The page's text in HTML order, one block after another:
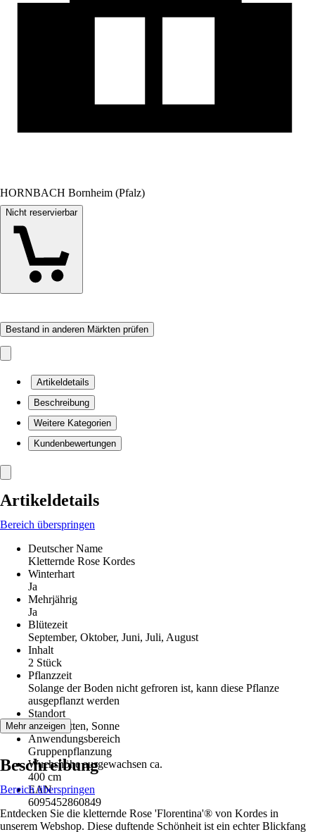
HORNBACH Bornheim (Pfalz)
Nicht reservierbar
Bestand in anderen Märkten prüfen
Artikeldetails
Beschreibung
Weitere Kategorien
Kundenbewertungen
Artikeldetails
Bereich überspringen
Deutscher Name
Kletternde Rose Kordes
Winterhart
Ja
Mehrjährig
Ja
Blütezeit
September, Oktober, Juni, Juli, August
Inhalt
2 Stück
Pflanzzeit
Solange der Boden nicht gefroren ist, kann diese Pflanze
ausgepflanzt werden
Standort
Halbschatten, Sonne
Anwendungsbereich
Gruppenpflanzung
Wuchshöhe ausgewachsen ca.
400 cm
EAN
6095452860849
Mehr anzeigen
Beschreibung
Bereich überspringen
Entdecken Sie die kletternde Rose 'Florentina'® von Kordes in
unserem Webshop. Diese duftende Schönheit ist ein echter Blickfang